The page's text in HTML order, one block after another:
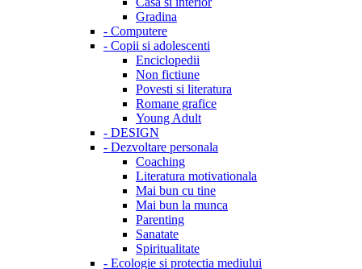
Gradina
- Computere
- Copii si adolescenti
Enciclopedii
Non fictiune
Povesti si literatura
Romane grafice
Young Adult
- DESIGN
- Dezvoltare personala
Coaching
Literatura motivationala
Mai bun cu tine
Mai bun la munca
Parenting
Sanatate
Spiritualitate
- Ecologie si protectia mediului